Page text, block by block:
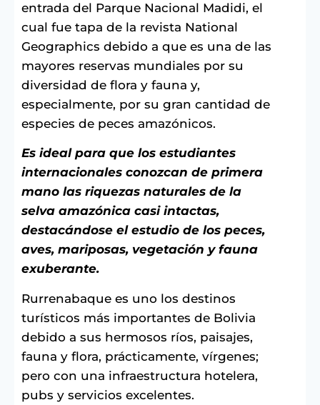
entrada del Parque Nacional Madidi, el
cual fue tapa de la revista National
Geographics debido a que es una de las
mayores reservas mundiales por su
diversidad de flora y fauna y,
especialmente, por su gran cantidad de
especies de peces amazónicos.
Es ideal para que los estudiantes
internacionales conozcan de primera
mano las riquezas naturales de la
selva amazónica casi intactas,
destacándose el estudio de los peces,
aves, mariposas, vegetación y fauna
exuberante.
Rurrenabaque es uno los destinos
turísticos más importantes de Bolivia
debido a sus hermosos ríos, paisajes,
fauna y flora, prácticamente, vírgenes;
pero con una infraestructura hotelera,
pubs y servicios excelentes.